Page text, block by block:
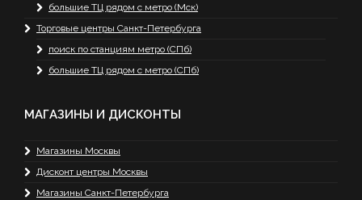
большие ТЦ рядом с метро (Мск)
Торговые центры Санкт-Петербурга
поиск по станциям метро (СПб)
большие ТЦ рядом с метро (СПб)
МАГАЗИНЫ И ДИСКОНТЫ
Магазины Москвы
Дисконт центры Москвы
Магазины Санкт-Петербурга